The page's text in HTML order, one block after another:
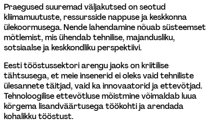
Praegused suuremad väljakutsed on seotud
kliimamuutuste, ressursside nappuse ja keskkonna
ülekoormusega. Nende lahendamine nõuab süsteemset
mõtlemist, mis ühendab tehnilise, majandusliku,
sotsiaalse ja keskkondliku perspektiivi.
Eesti tööstussektori arengu jaoks on kriitilise
tähtsusega, et meie insenerid ei oleks vaid tehniliste
ülesannete täitjad, vaid ka innovaatorid ja ettevõtjad.
Tehnoloogilise ettevõtluse mõistmine võimaldab luua
kõrgema lisandväärtusega töökohti ja arendada
kohalikku tööstust.